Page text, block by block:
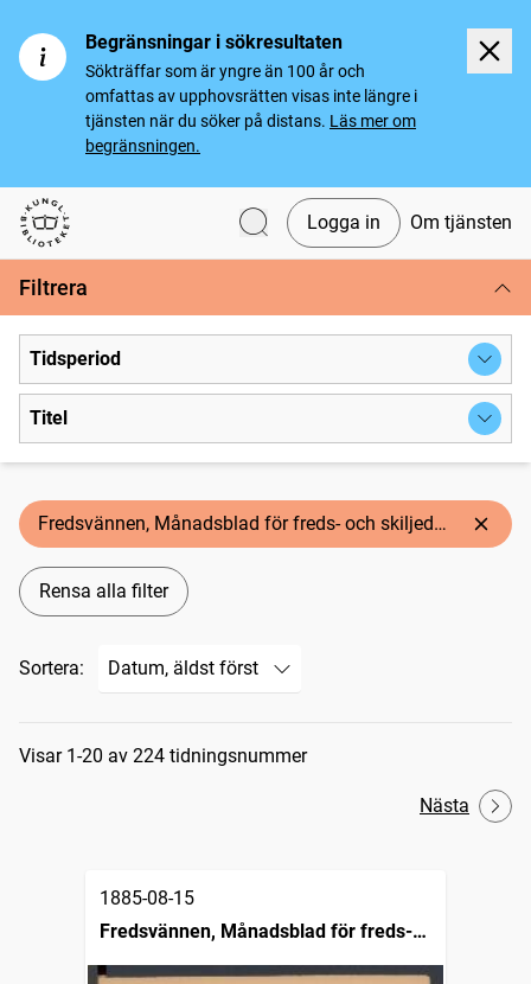
Begränsningar i sökresultaten
Sökträffar som är yngre än 100 år och
omfattas av upphovsrätten visas inte längre i
tjänsten när du söker på distans. Läs mer om
begränsningen.
Svenska tidningar
Logga in Om tjänsten
Filtrera
Tidsperiod
Titel
Fredsvännen, Månadsblad för freds- och skiljedomsföreningen i Sverige
Rensa alla filter
Sortera:
Sökresultat
Visar 1-20 av 224 tidningsnummer
Nästa
1885-08-15
Fredsvännen, Månadsblad för freds-
och skiljedomsföreningen i Sverige